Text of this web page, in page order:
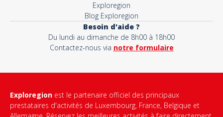
Exploregion
Blog Exploregion
Besoin d'aide ?
Du lundi au dimanche de 8h00 à 18h00
Contactez-nous via notre formulaire
Exploregion est le partenaire officiel des principaux
prestataires d'activités de Luxembourg, France, Belgique et